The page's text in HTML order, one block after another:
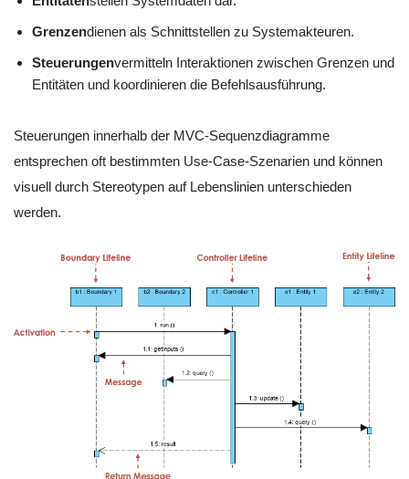
Grenzendienen als Schnittstellen zu Systemakteuren.
Steuerungenvermitteln Interaktionen zwischen Grenzen und
Entitäten und koordinieren die Befehlsausführung.
Steuerungen innerhalb der MVC-Sequenzdiagramme
entsprechen oft bestimmten Use-Case-Szenarien und können
visuell durch Stereotypen auf Lebenslinien unterschieden
werden.